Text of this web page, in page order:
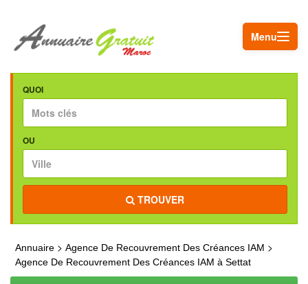
Menu
QUOI
OU
TROUVER
Annuaire > Agence De Recouvrement Des Créances IAM >
Agence De Recouvrement Des Créances IAM à Settat